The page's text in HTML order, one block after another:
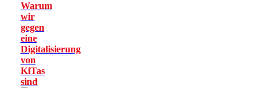
Warum
wir
gegen
eine
Digitalisierung
von
KiTas
sind